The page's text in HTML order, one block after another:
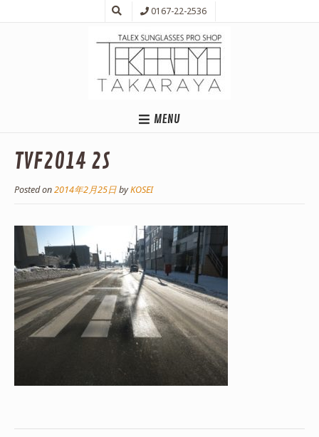
0167-22-2536
MENU
TVF2014 2S
Posted on2014年2月25日byKOSEI